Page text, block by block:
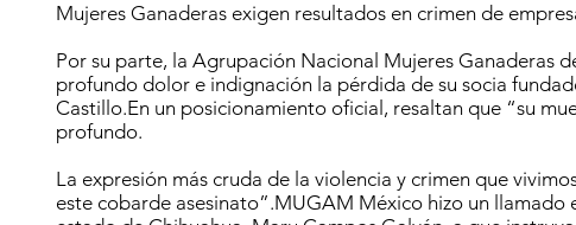
Mujeres Ganaderas exigen resultados en crimen de
Por su parte, la Agrupación Nacional Mujeres Ganaderas
profundo dolor e indignación la pérdida de su socia
Castillo.En un posicionamiento oficial, resaltan que “su
profundo.
La expresión más cruda de la violencia y crimen que
este cobarde asesinato”.MUGAM México hizo un llamado